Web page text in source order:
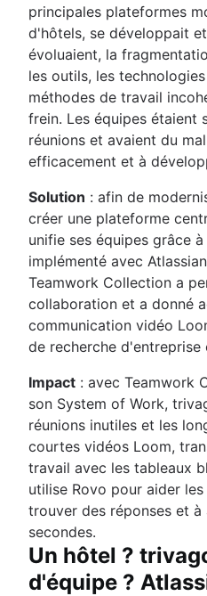
principales plateformes
d'hôtels, se développait
évoluaient, la
les outils, les
méthodes de travail
frein. Les équipes étaient
réunions et avaient du
efficacement et à
Solution : afin de
créer une plateforme
unifie ses équipes grâce
implémenté avec
Teamwork Collection a
collaboration et a donné
communication vidéo
de recherche d'entreprise
Impact : avec Teamwork
son System of Work,
réunions inutiles et les
courtes vidéos Loom,
travail avec les tableaux
utilise Rovo pour aider
trouver des réponses et à
secondes.
Un hôtel ?
d'équipe ?